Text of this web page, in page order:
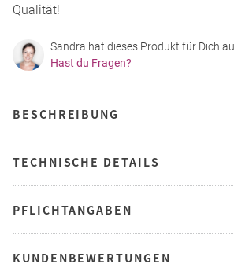
Qualität!
Sandra hat dieses Produkt für Dich
Hast du Fragen?
BESCHREIBUNG
TECHNISCHE DETAILS
PFLICHTANGABEN
KUNDENBEWERTUNGEN